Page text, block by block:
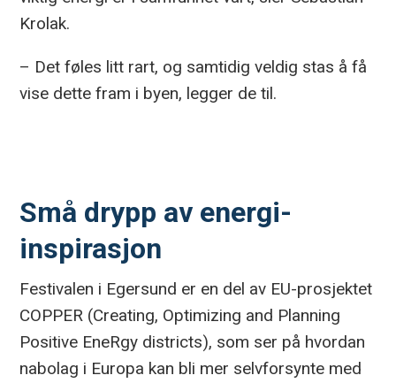
Krolak.
– Det føles litt rart, og samtidig veldig stas å få
vise dette fram i byen, legger de til.
Små drypp av energi-
inspirasjon
Festivalen i Egersund er en del av EU-prosjektet
COPPER (Creating, Optimizing and Planning
Positive EneRgy districts), som ser på hvordan
nabolag i Europa kan bli mer selvforsynte med